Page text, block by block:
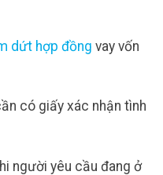
dứt hợp đồng vay vốn
có giấy xác nhận tình
người yêu cầu đang ở